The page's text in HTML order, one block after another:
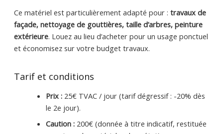
Ce matériel est particulièrement adapté pour : travaux de
façade, nettoyage de gouttières, taille d’arbres, peinture
extérieure. Louez au lieu d’acheter pour un usage ponctuel
et économisez sur votre budget travaux.
Tarif et conditions
Prix :25€ TVAC / jour (tarif dégressif : -20% dès
le 2e jour).
Caution :200€ (donnée à titre indicatif, restituée